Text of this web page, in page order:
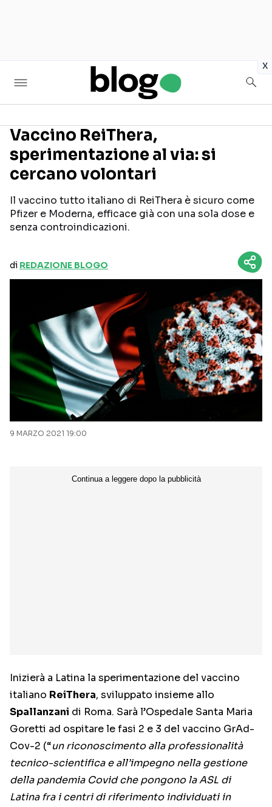
x
Seguici sui social
Vaccino ReiThera,
sperimentazione al via: si
cercano volontari
Il vaccino tutto italiano di ReiThera è sicuro come
Pfizer e Moderna, efficace già con una sola dose e
senza controindicazioni.
di REDAZIONE BLOGO
9 MARZO 2021 19:00
Inizierà a Latina la sperimentazione del vaccino
italiano ReiThera, sviluppato insieme allo
Spallanzani di Roma. Sarà l’Ospedale Santa Maria
Goretti ad ospitare le fasi 2 e 3 del vaccino GrAd-
Cov-2 (“un riconoscimento alla professionalità
tecnico-scientifica e all’impegno nella gestione
della pandemia Covid che pongono la ASL di
Latina fra i centri di riferimento individuati in